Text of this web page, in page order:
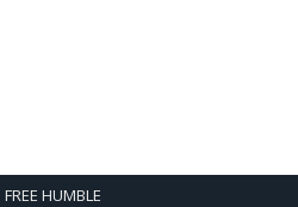
FREE HUMBLE